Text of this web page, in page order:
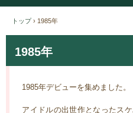
トップ › 1985年
1985年
1985年デビューを集めました。
アイドルの出世作となったス